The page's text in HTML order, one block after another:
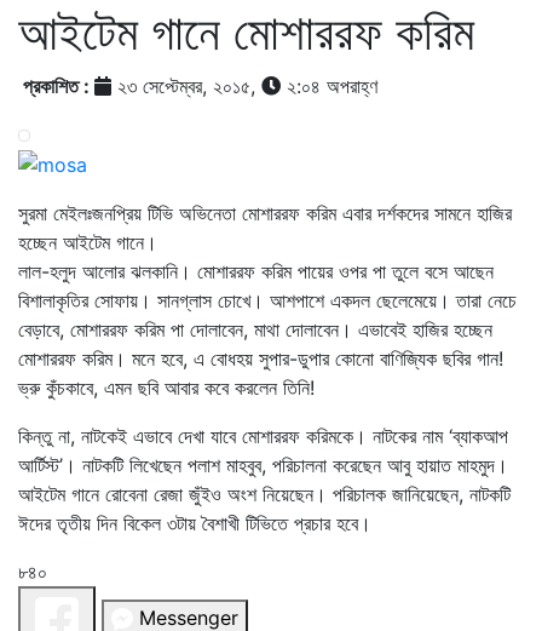
আইটেম গানে মোশাররফ করিম
প্রকাশিত : ২৩ সেপ্টেম্বর, ২০১৫, ২:০৪ অপরাহ্ণ
সুরমা মেইলঃজনপ্রিয় টিভি অভিনেতা মোশাররফ করিম এবার দর্শকদের সামনে হাজির
হচ্ছেন আইটেম গানে।
লাল-হলুদ আলোর ঝলকানি। মোশাররফ করিম পায়ের ওপর পা তুলে বসে আছেন
বিশালাকৃতির সোফায়। সানগ্লাস চোখে। আশপাশে একদল ছেলেমেয়ে। তারা নেচে
বেড়াবে, মোশাররফ করিম পা দোলাবেন, মাথা দোলাবেন। এভাবেই হাজির হচ্ছেন
মোশাররফ করিম। মনে হবে, এ বোধহয় সুপার-ডুপার কোনো বাণিজ্যিক ছবির গান!
ভ্রু কুঁচকাবে, এমন ছবি আবার কবে করলেন তিনি!
কিন্তু না, নাটকেই এভাবে দেখা যাবে মোশাররফ করিমকে। নাটকের নাম ‘ব্যাকআপ
আর্টিস্ট’। নাটকটি লিখেছেন পলাশ মাহবুব, পরিচালনা করেছেন আবু হায়াত মাহমুদ।
আইটেম গানে রোবেনা রেজা জুঁইও অংশ নিয়েছেন। পরিচালক জানিয়েছেন, নাটকটি
ঈদের তৃতীয় দিন বিকেল ৩টায় বৈশাখী টিভিতে প্রচার হবে।
৮৪০
Messenger